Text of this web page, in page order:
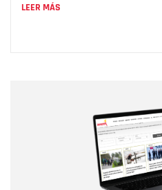
LEER MÁS
Correo electrónico